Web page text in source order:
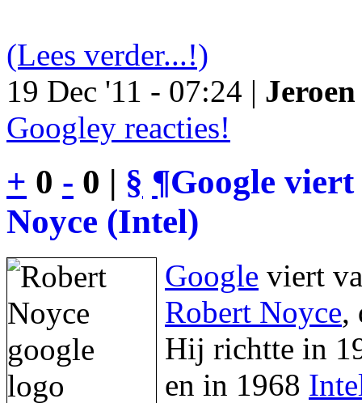
(Lees verder...!)
19 Dec '11 - 07:24 |
Googley reacties!
+ 0 - 0 | § ¶Google
Noyce (Intel)
Google viert
Robert Noyce,
Hij richtte in
en in 1968